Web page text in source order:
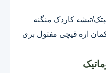
تیشه کاردک منگنه
اره قیچی مفتول بری